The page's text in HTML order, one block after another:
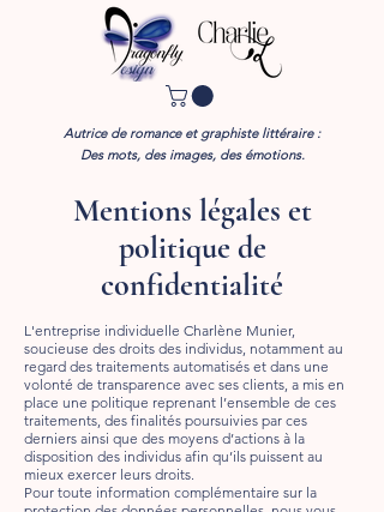
Autrice de romance et graphiste littéraire :
Des mots, des images, des émotions.​
Mentions légales et
politique de
confidentialité
L'entreprise individuelle Charlène Munier,
soucieuse des droits des individus, notamment au
regard des traitements automatisés et dans une
volonté de transparence avec ses clients, a mis en
place une politique reprenant l’ensemble de ces
traitements, des finalités poursuivies par ces
derniers ainsi que des moyens d’actions à la
disposition des individus afin qu’ils puissent au
mieux exercer leurs droits.
Pour toute information complémentaire sur la